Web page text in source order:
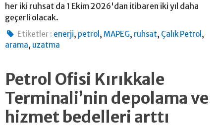
her iki ruhsat da 1 Ekim 2026'dan itibaren iki yıl daha
geçerli olacak.
Etiketler : enerji, petrol ,MAPEG, ruhsat, Çalık Petrol ,
arama, uzatma
Petrol Ofisi Kırıkkale
Terminali’nin depolama ve
hizmet bedelleri arttı